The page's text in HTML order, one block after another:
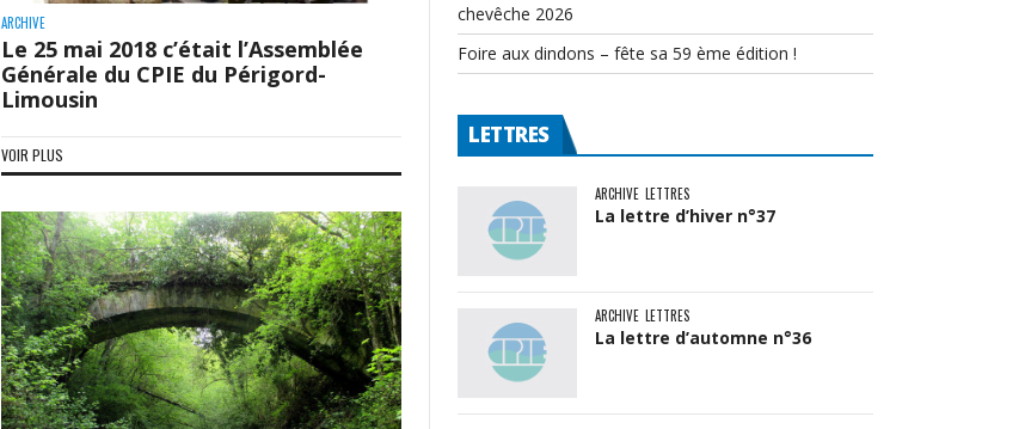
ARCHIVE
Le 25 mai 2018 c’était l’Assemblée
Générale du CPIE du Périgord-
Limousin
VOIR PLUS
chevêche 2026
Foire aux dindons – fête sa 59 ème édition !
LETTRES
ARCHIVE LETTRES
La lettre d’hiver n°37
ARCHIVE LETTRES
La lettre d’automne n°36